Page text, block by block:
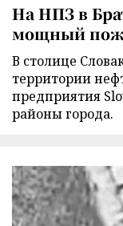
На НПЗ в
мощный
В столице
территории
предприятия
районы города.